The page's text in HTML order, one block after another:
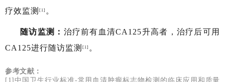
疗效监测 [1] 。
随访监测： 治疗前有血清CA125升高者，治疗后可用
CA125进行随访监测 [1] 。
参考文献：
[1]中国卫生行业标准-常用血清肿瘤标志物检测的临床应用和质量